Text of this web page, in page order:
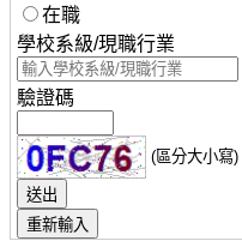
在職
學校系級/現職行業
驗證碼
(區分大小寫)